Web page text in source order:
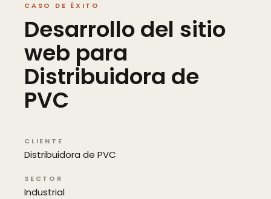
CASO DE ÉXITO
Desarrollodel sitio
web para
Distribuidora de
PVC
CLIENTE
Distribuidora de PVC
SECTOR
Industrial